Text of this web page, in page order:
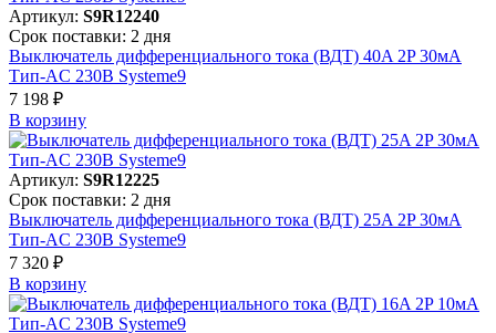
Артикул: S9R12240
Срок поставки: 2 дня
Выключатель дифференциального тока (ВДТ) 40A 2P 30мА
Тип-AC 230В Systeme9
7 198 ₽
В корзинy
Артикул: S9R12225
Срок поставки: 2 дня
Выключатель дифференциального тока (ВДТ) 25A 2P 30мА
Тип-AC 230В Systeme9
7 320 ₽
В корзинy